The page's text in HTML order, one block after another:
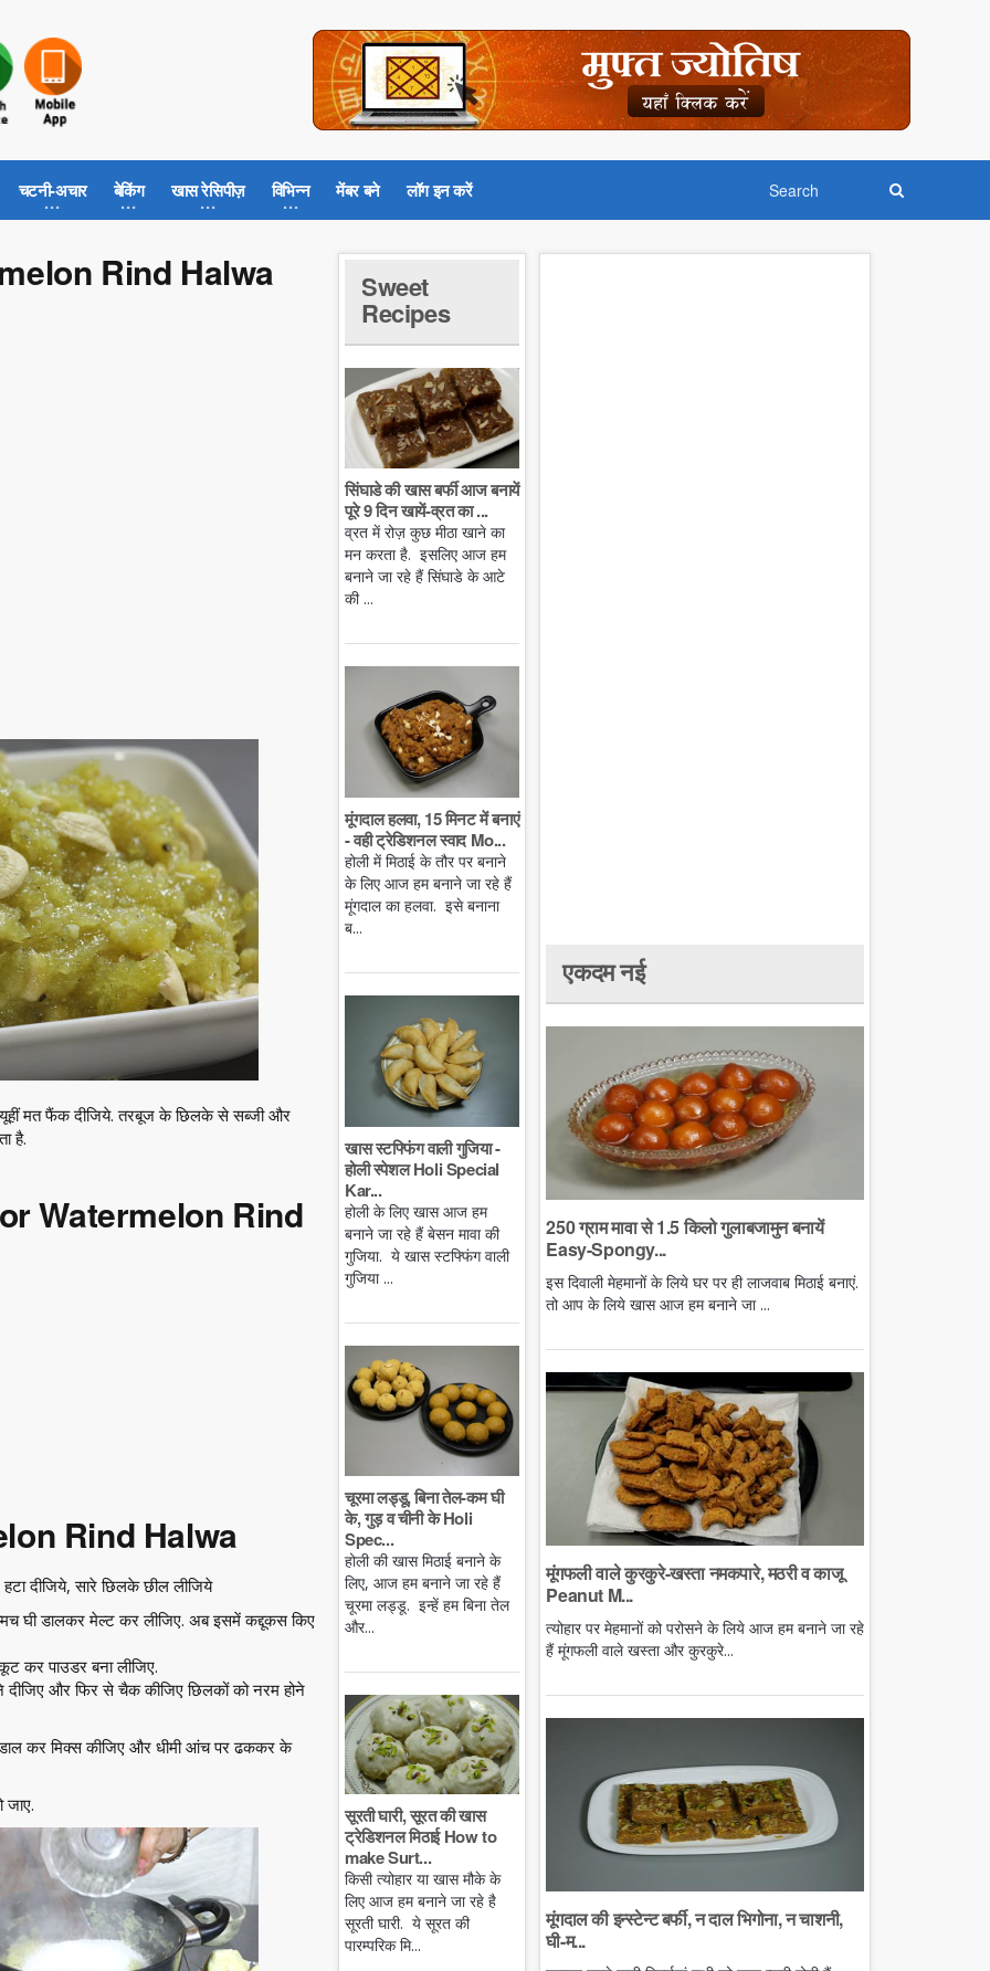
चटनी-अचार बेकिंग खास रेसिपीज़ विभिन्न मेंबर बने लॉग इन करें
Rind Halwa
मत फैंक दीजिये. तरबूज के छिलके से सब्जी और
है.
Watermelon Rind
Rind Halwa
दीजिये, सारे छिलके छील लीजिये
घी डालकर मेल्ट कर लीजिए. अब इसमें कद्दूकस किए
कर पाउडर बना लीजिए.
और फिर से चैक कीजिए छिलकों को नरम होने
कर मिक्स कीजिए और धीमी आंच पर ढककर के
जाए.
Sweet
Recipes
सिंघाडे की खास बर्फी आज बनायें
पूरे 9 दिन खायें-व्रत का ...
व्रत में रोज़ कुछ मीठा खाने का
मन करता है. इसलिए आज हम
बनाने जा रहे हैं सिंघाडे के आटे
की ...
मूंगदाल हलवा, 15 मिनट में बनाएं
- वही ट्रेडिशनल स्वाद Mo...
होली में मिठाई के तौर पर बनाने
के लिए आज हम बनाने जा रहे हैं
मूंगदाल का हलवा. इसे बनाना
ब...
खास स्टफ्फिंग वाली गुजिया -
होली स्पेशल Holi Special
Kar...
होली के लिए खास आज हम
बनाने जा रहे हैं बेसन मावा की
गुजिया. ये खास स्टफ्फिंग वाली
गुजिया ...
चूरमा लड्डू, बिना तेल-कम घी
के, गुड़ व चीनी के Holi
Spec...
होली की खास मिठाई बनाने के
लिए, आज हम बनाने जा रहे हैं
चूरमा लड्डू. इन्हें हम बिना तेल
और...
सूरती घारी, सूरत की खास
ट्रेडिशनल मिठाई How to
make Surt...
किसी त्योहार या खास मौके के
लिए आज हम बनाने जा रहे है
सूरती घारी. ये सूरत की
पारम्परिक मि...
एकदम नई
250 ग्राम मावा से 1.5 किलो गुलाबजामुन बनायें
Easy-Spongy...
इस दिवाली मेहमानों के लिये घर पर ही लाजवाब मिठाई बनाएं.
तो आप के लिये खास आज हम बनाने जा ...
मूंगफली वाले कुरकुरे-खस्ता नमकपारे, मठरी व काजू
Peanut M...
त्योहार पर मेहमानों को परोसने के लिये आज हम बनाने जा रहे
हैं मूंगफली वाले खस्ता और कुरकुरे...
मूंगदाल की इन्स्टेन्ट बर्फी, न दाल भिगोना, न चाशनी,
घी-म...